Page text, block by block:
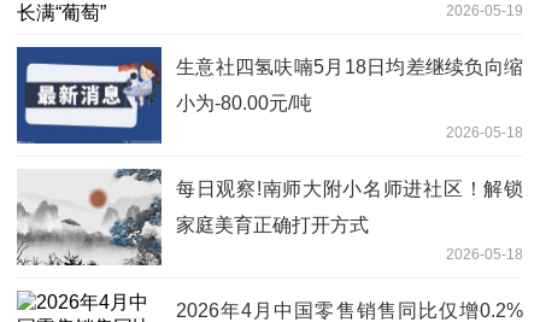
2026-05-19
生意社四氢呋喃5月18日均差继续负向缩
小为-80.00元/吨
2026-05-18
每日观察!南师大附小名师进社区！解锁
家庭美育正确打开方式
2026-05-18
2026年4月中国零售销售同比仅增0.2%